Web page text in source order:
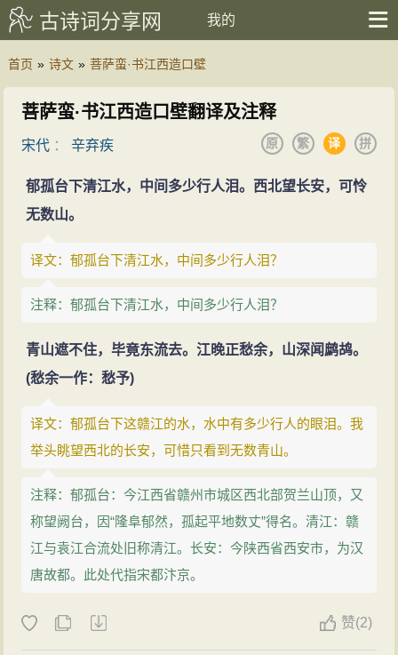
古诗词分享网 我的
首页 » 诗文 » 菩萨蛮·书江西造口壁
菩萨蛮·书江西造口壁翻译及注释
宋代 ：辛弃疾 拼
译
繁
原
郁孤台下清江水，中间多少行人泪。西北望长安，可怜
无数山。
译文：郁孤台下清江水，中间多少行人泪？
注释：郁孤台下清江水，中间多少行人泪？
青山遮不住，毕竟东流去。江晚正愁余，山深闻鹧鸪。
(愁余一作：愁予)
译文：郁孤台下这赣江的水，水中有多少行人的眼泪。我
举头眺望西北的长安，可惜只看到无数青山。
注释：郁孤台：今江西省赣州市城区西北部贺兰山顶，又
称望阙台，因“隆阜郁然，孤起平地数丈”得名。清江：赣
江与袁江合流处旧称清江。长安：今陕西省西安市，为汉
唐故都。此处代指宋都汴京。
赞(2)